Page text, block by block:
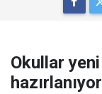
Okullar
hazırlanıyor